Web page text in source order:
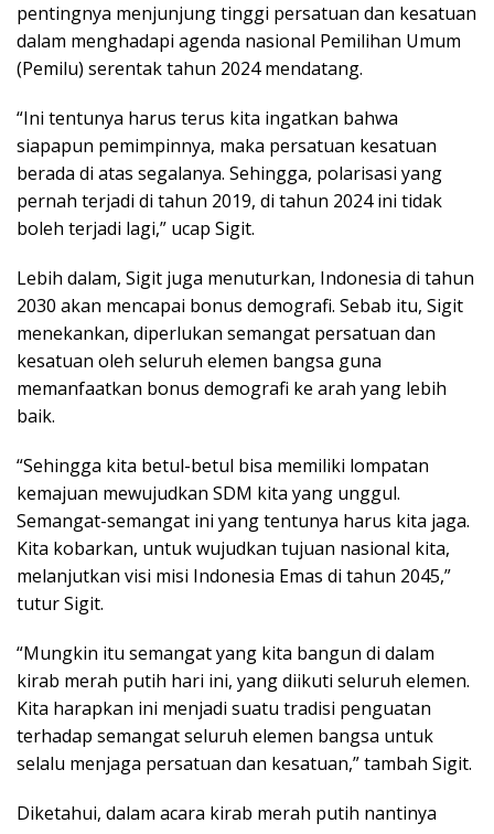
pentingnya menjunjung tinggi persatuan dan kesatuan
dalam menghadapi agenda nasional Pemilihan Umum
(Pemilu) serentak tahun 2024 mendatang.
“Ini tentunya harus terus kita ingatkan bahwa
siapapun pemimpinnya, maka persatuan kesatuan
berada di atas segalanya. Sehingga, polarisasi yang
pernah terjadi di tahun 2019, di tahun 2024 ini tidak
boleh terjadi lagi,” ucap Sigit.
Lebih dalam, Sigit juga menuturkan, Indonesia di tahun
2030 akan mencapai bonus demografi. Sebab itu, Sigit
menekankan, diperlukan semangat persatuan dan
kesatuan oleh seluruh elemen bangsa guna
memanfaatkan bonus demografi ke arah yang lebih
baik.
“Sehingga kita betul-betul bisa memiliki lompatan
kemajuan mewujudkan SDM kita yang unggul.
Semangat-semangat ini yang tentunya harus kita jaga.
Kita kobarkan, untuk wujudkan tujuan nasional kita,
melanjutkan visi misi Indonesia Emas di tahun 2045,”
tutur Sigit.
“Mungkin itu semangat yang kita bangun di dalam
kirab merah putih hari ini, yang diikuti seluruh elemen.
Kita harapkan ini menjadi suatu tradisi penguatan
terhadap semangat seluruh elemen bangsa untuk
selalu menjaga persatuan dan kesatuan,” tambah Sigit.
Diketahui, dalam acara kirab merah putih nantinya